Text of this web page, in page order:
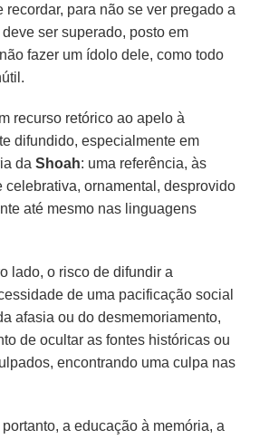
recordar, para não se ver pregado a
ser superado, posto em
fazer um ídolo dele, como todo
recurso retórico ao apelo à
difundido, especialmente em
daShoah: uma referência, às
celebrativa, ornamental, desprovido
até mesmo nas linguagens
lado, o risco de difundir a
de uma pacificação social
afasia ou do desmemoriamento,
de ocultar as fontes históricas ou
encontrando uma culpa nas
a educação à memória, a